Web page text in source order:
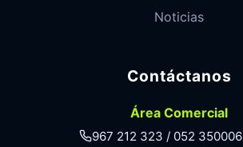
Noticias
Contáctanos
Área Comercial
967 212 323 / 052 350006